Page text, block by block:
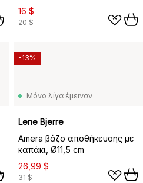
16 $
20 $
Μόνο λίγα έμειναν
Lene Bjerre
Amera βάζο αποθήκευσης με
καπάκι, Ø11,5 cm
26,99 $
31 $
-13%